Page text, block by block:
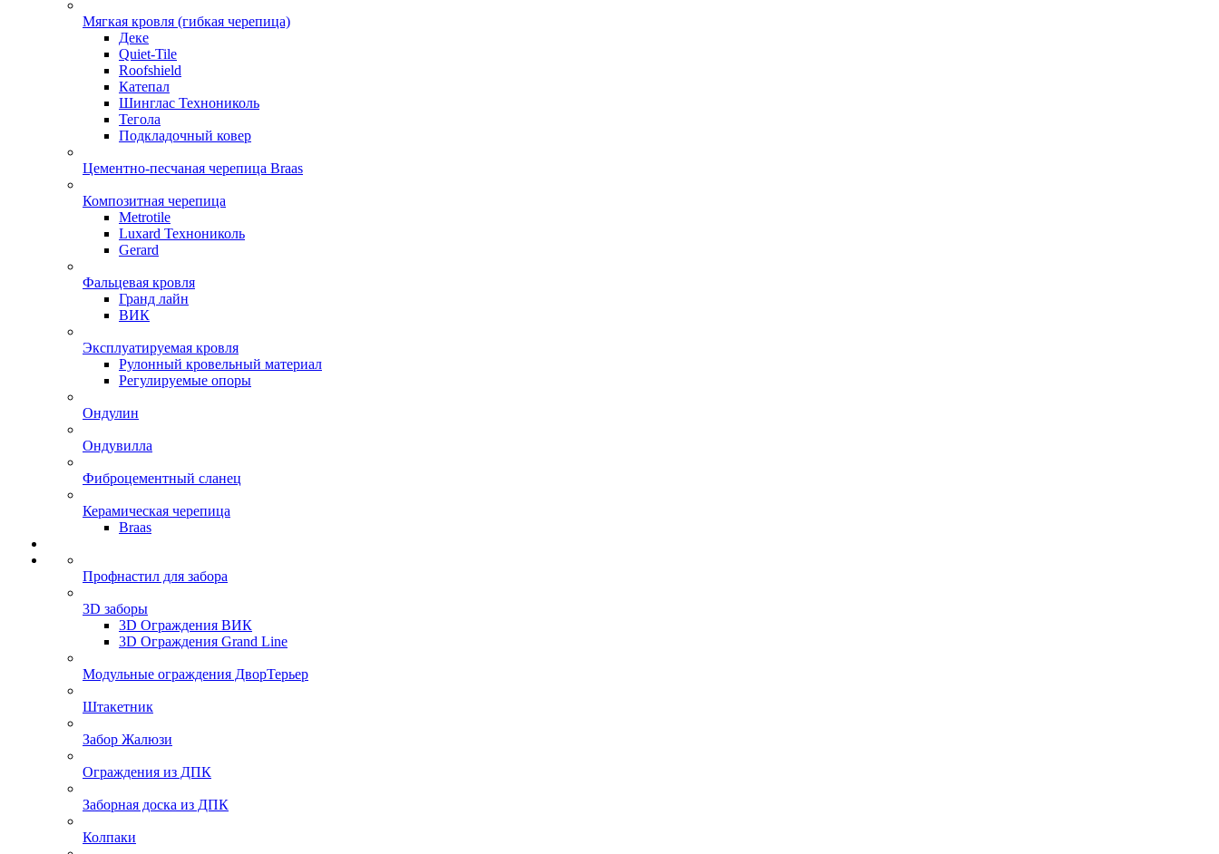
Мягкая кровля (гибкая черепица)
Деке
Quiet-Tile
Roofshield
Катепал
Шинглас Технониколь
Тегола
Подкладочный ковер
Цементно-песчаная черепица Braas
Композитная черепица
Metrotile
Luxard Технониколь
Gerard
Фальцевая кровля
Гранд лайн
ВИК
Эксплуатируемая кровля
Рулонный кровельный материал
Регулируемые опоры
Ондулин
Ондувилла
Фиброцементный сланец
Керамическая черепица
Braas
Профнастил для забора
3D заборы
3D Ограждения ВИК
3D Ограждения Grand Line
Модульные ограждения ДворТерьер
Штакетник
Забор Жалюзи
Ограждения из ДПК
Заборная доска из ДПК
Колпаки